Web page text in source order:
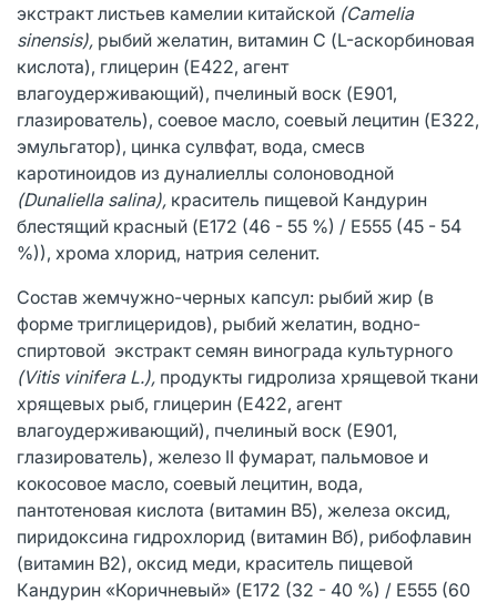
экстракт листьев камелии китайской (Camelia
sinensis), рыбий желатин, витамин С (L-аскорбиновая
кислота), глицерин (E422, агент
влагоудерживающий), пчелиный воск (E901,
глазирователь), соевое масло, соевый лецитин (E322,
эмульгатор), цинка сулвфат, вода, смесв
каротиноидов из дуналиеллы солоноводной
(Dunaliella salina), краситель пищевой Кандурин
блестящий красный (E172 (46 - 55 %) / E555 (45 - 54
%)), хрома хлорид, натрия селенит.
Состав жемчужно-черных капсул: рыбий жир (в
форме триглицеридов), рыбий желатин, водно-
спиртовой экстракт семян винограда культурного
(Vitis vinifera L.), продукты гидролиза хрящевой ткани
хрящевых рыб, глицерин (E422, агент
влагоудерживающий), пчелиный воск (E901,
глазирователь), железо II фумарат, пальмовое и
кокосовое масло, соевый лецитин, вода,
пантотеновая кислота (витамин B5), железа оксид,
пиридоксина гидрохлорид (витамин Вб), рибофлавин
(витамин B2), оксид меди, краситель пищевой
Кандурин «Коричневый» (E172 (32 - 40 %) / E555 (60